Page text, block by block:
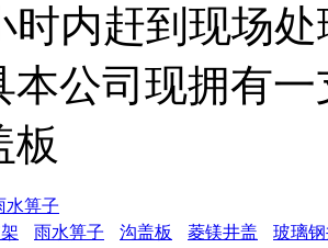
时内赶到现场
本公司现拥有
板
水箅子
雨水箅子 沟盖板 菱镁井盖 玻璃